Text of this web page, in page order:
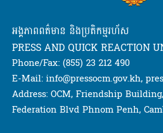
អង្គភាពពត៌មាន និងប្រតិកម្មរហ័ស
PRESS AND QUICK REACTION
Phone/Fax: (855) 23 212 490
E-Mail: info@pressocm.gov.kh,
Address: OCM, Friendship
Federation Blvd Phnom Penh,